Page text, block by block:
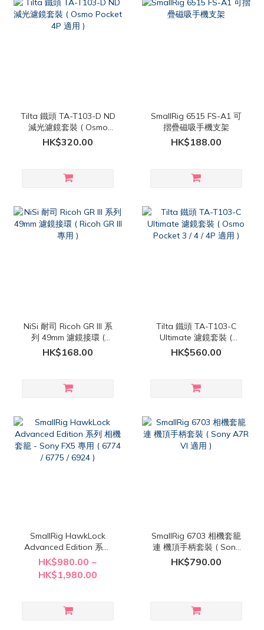
Tilta 鐵頭 TA-T103-D ND
減光濾鏡套裝 ( Osmo
Pocket 4P 適用 )
HK$320.00
SmallRig 6515 FS-A1 可
摺疊磁吸手機支架
HK$188.00
NiSi 耐司 Ricoh GR III 系
列 49mm 濾鏡接環 (
Ricoh GR III 專用 )
HK$168.00
Tilta 鐵頭 TA-T103-C
Ultimate 濾鏡套裝 (
Osmo Pocket 3 / 4 / 4P
適用 )
HK$560.00
SmallRig HawkLock
Advanced Edition 系列
相機套籠 - Sony FX5 專用
( 6774 / 6775 / 6924 )
HK$980.00 ~
HK$1,980.00
SmallRig 6703 相機套籠
連 機頂手柄套裝 ( Sony
A7R VI 適用 )
HK$790.00